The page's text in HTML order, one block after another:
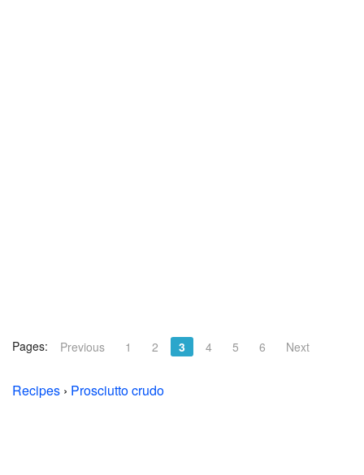
Pages: Previous 1 2 3 4 5 6 Next
Recipes › Prosciutto crudo